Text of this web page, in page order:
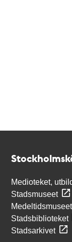
Medioteket,
Stadsmuseet
Medeltidsmuseet
Stadsbiblioteket
Stadsarkivet